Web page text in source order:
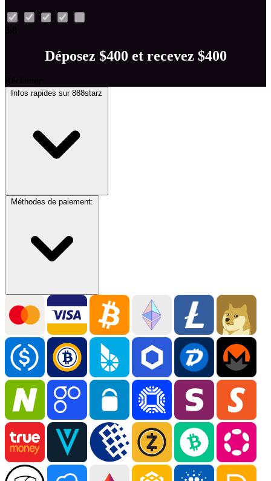
Déposez $400 et recevez $400
Infos rapides sur 888starz
Méthodes de paiement: